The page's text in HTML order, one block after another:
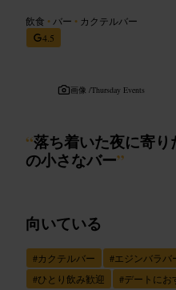
飲食 • バー • カクテルバー
4.5
画像 /Thursday Events
“落ち着いた夜に寄
の小さなバー”
向いている
#カクテルバー #エジンバラバ
#ひとり飲み歓迎 #デートにお